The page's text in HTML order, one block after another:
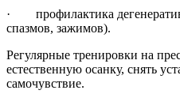
· профилактика
спазмов, зажимов).
Регулярные тренировки на
естественную осанку, снять
самочувствие.